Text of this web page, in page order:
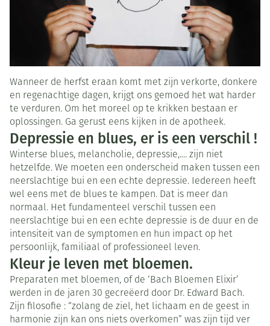
Wanneer de herfst eraan komt met zijn verkorte, donkere
en regenachtige dagen, krijgt ons gemoed het wat harder
te verduren. Om het moreel op te krikken bestaan er
oplossingen. Ga gerust eens kijken in de apotheek.
Depressie en blues, er is een verschil !
Winterse blues, melancholie, depressie,.... zijn niet
hetzelfde. We moeten een onderscheid maken tussen een
neerslachtige bui en een echte depressie. Iedereen heeft
wel eens met de blues te kampen. Dat is meer dan
normaal. Het fundamenteel verschil tussen een
neerslachtige bui en een echte depressie is de duur en de
intensiteit van de symptomen en hun impact op het
persoonlijk, familiaal of professioneel leven.
Kleur je leven met bloemen.
Preparaten met bloemen, of de ‘Bach Bloemen Elixir’
werden in de jaren 30 gecreëerd door Dr. Edward Bach.
Zijn filosofie : “zolang de ziel, het lichaam en de geest in
harmonie zijn kan ons niets overkomen” was zijn tijd ver